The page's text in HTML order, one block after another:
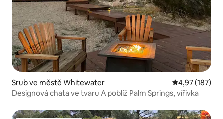
Srub ve městě Whitewater Průměrné
4,97 (187)
Designová chata ve tvaru A poblíž Palm Springs, vířivka